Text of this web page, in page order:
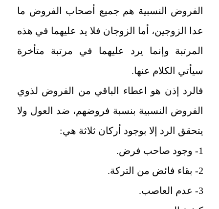
الفروض النسبية هم جميع أصحاب الفروض ما
عدا الزوجين، أما الزوجان فلا يد عليهما في هذه
المرتبة وإنما يرد عليهما في مرتبة متأخرة
سيأتي الكلام عنها.
فالرد إذن هو اعطاء الباقي من الفروض لذوي
الفروض النسبية بنسبة فروضهم، ضد العول ولا
يتحقق الرد إلا بوجود أركان ثلاثة هي:
1- وجود صاحب فرض.
2- بقاء فائض من التركة.
3- عدم العاصب.